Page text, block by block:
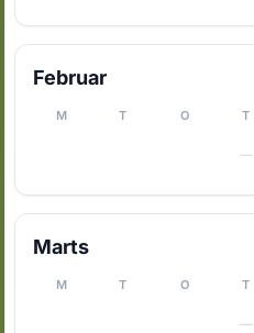
Februar
M T O T
—
Marts
M T O T
—